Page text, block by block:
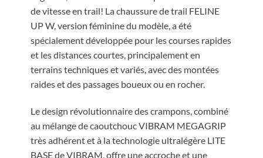
de vitesse en trail! La chaussure de trail FELINE
UP W, version féminine du modèle, a été
spécialement développée pour les courses rapides
et les distances courtes, principalement en
terrains techniques et variés, avec des montées
raides et des passages boueux ou en rocher.
Le design révolutionnaire des crampons, combiné
au mélange de caoutchouc VIBRAM MEGAGRIP
très adhérent et à la technologie ultralégère LITE
BASE de VIBRAM, offre une accroche et une